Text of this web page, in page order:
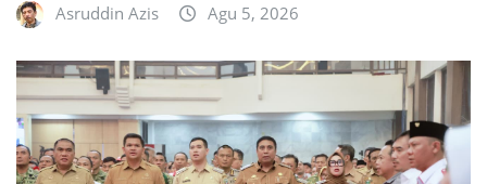
Asruddin Azis Agu 5, 2026